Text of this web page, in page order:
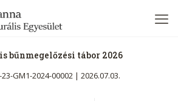
bűnmegelőzési tábor 2026
23-GM1-2024-00002 | 2026.07.03.